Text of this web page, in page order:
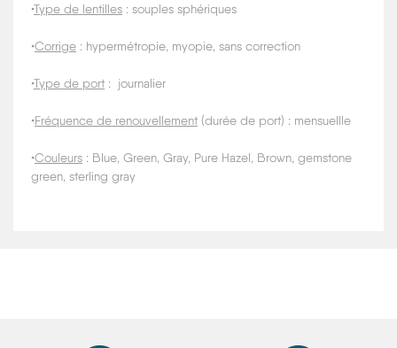
•Type de lentilles : souples sphériques
•Corrige : hypermétropie, myopie, sans correction
•Type de port : journalier
•Fréquence de renouvellement (durée de port) : mensuellle
•Couleurs : Blue, Green, Gray, Pure Hazel, Brown, gemstone
green, sterling gray